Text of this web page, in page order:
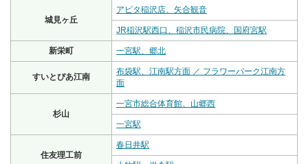
城見ヶ丘
アピタ稲沢店、矢合観音
JR稲沢駅西口、稲沢市民病院、国府宮駅
新栄町 一宮駅、郷北
すいとぴあ江南
布袋駅、江南駅方面 ／ フラワーパーク江南方
面
杉山
一宮市総合体育館、山郷西
一宮駅
住友理工前
春日井駅